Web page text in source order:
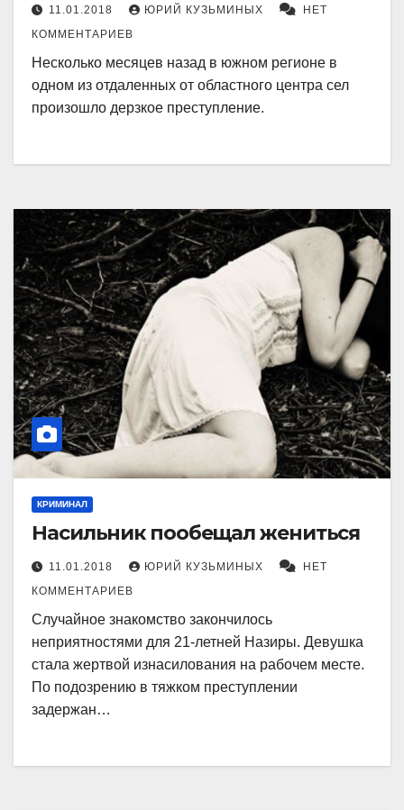
11.01.2018 ЮРИЙ КУЗЬМИНЫХ
НЕТ
КОММЕНТАРИЕВ
Несколько месяцев назад в южном регионе в
одном из отдаленных от областного центра сел
произошло дерзкое преступление.
КРИМИНАЛ
Насильник пообещал жениться
11.01.2018 ЮРИЙ КУЗЬМИНЫХ
НЕТ
КОММЕНТАРИЕВ
Случайное знакомство закончилось
неприятностями для 21-летней Назиры. Девушка
стала жертвой изнасилования на рабочем месте.
По подозрению в тяжком преступлении
задержан…